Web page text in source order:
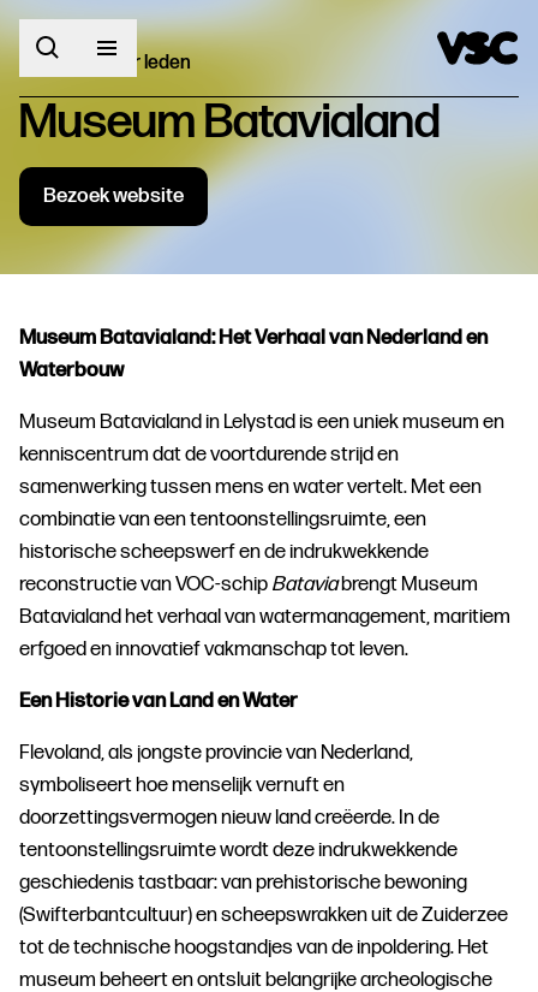
Terug naar leden
Museum Batavialand
Bezoek website
Museum Batavialand: Het Verhaal van Nederland en
Waterbouw
Museum Batavialand in Lelystad is een uniek museum en
kenniscentrum dat de voortdurende strijd en
samenwerking tussen mens en water vertelt. Met een
combinatie van een tentoonstellingsruimte, een
historische scheepswerf en de indrukwekkende
reconstructie van VOC-schip Bataviabrengt Museum
Batavialand het verhaal van watermanagement, maritiem
erfgoed en innovatief vakmanschap tot leven.
Een Historie van Land en Water
Flevoland, als jongste provincie van Nederland,
symboliseert hoe menselijk vernuft en
doorzettingsvermogen nieuw land creëerde. In de
tentoonstellingsruimte wordt deze indrukwekkende
geschiedenis tastbaar: van prehistorische bewoning
(Swifterbantcultuur) en scheepswrakken uit de Zuiderzee
tot de technische hoogstandjes van de inpoldering. Het
museum beheert en ontsluit belangrijke archeologische